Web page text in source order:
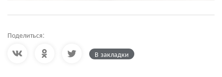
Поделиться:
В закладки